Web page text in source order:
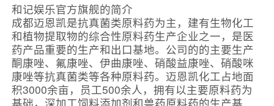
和记娱乐官方旗舰的简介
成都迈恩凯是抗真菌类原料药为主，建有生物化工
和植物提取物的综合性原料药生产企业之一，是医
药产品重要的生产和出口基地。公司的的主要生产
酮康唑、氟康唑、伊曲康唑、硝酸益康唑、硝酸咪
康唑等抗真菌类等各种原料药。迈恩凯化工占地面
积3000余亩，员工500余人，拥有以主要原料药为
基础，深加工饲料添加剂和兽药原料药的生产基